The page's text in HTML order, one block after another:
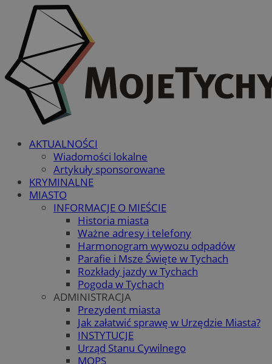
AKTUALNOŚCI
Wiadomości lokalne
Artykuły sponsorowane
KRYMINALNE
MIASTO
INFORMACJE O MIEŚCIE
Historia miasta
Ważne adresy i telefony
Harmonogram wywozu odpadów
Parafie i Msze Święte w Tychach
Rozkłady jazdy w Tychach
Pogoda w Tychach
ADMINISTRACJA
Prezydent miasta
Jak załatwić sprawę w Urzędzie Miasta?
INSTYTUCJE
Urząd Stanu Cywilnego
MOPS